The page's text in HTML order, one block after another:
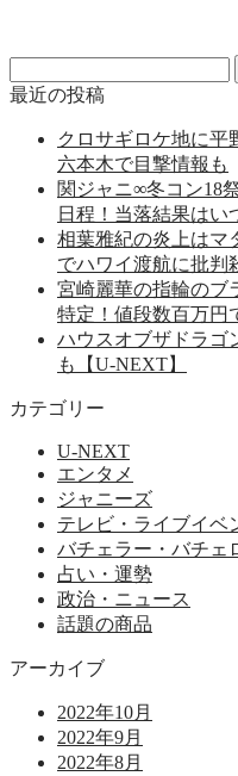
最近の投稿
クロサギロケ地に平
六本木で目撃情報も
関ジャニ∞冬コン18
日程！当落結果はい
相葉雅紀の炎上はマ
でハワイ渡航に批判
宮崎麗華の指輪のブ
特定！値段数百万円
ハウスオブザドラゴ
も【U-NEXT】
カテゴリー
U-NEXT
エンタメ
ジャニーズ
テレビ・ライブイベ
バチェラー・バチェ
占い・運勢
政治・ニュース
話題の商品
アーカイブ
2022年10月
2022年9月
2022年8月